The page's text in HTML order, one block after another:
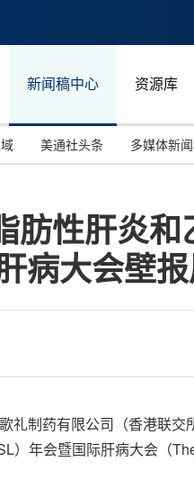
新闻稿中心 资源库
美通社头条 多媒体新
肪性肝炎
病大会壁
礼制药有限公司（香港联
）年会暨国际肝病大会（